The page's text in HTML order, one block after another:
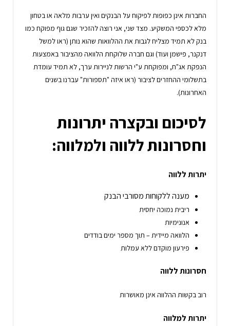
החברות אינן כפופות לפיקוח על הבנקים ואין ערבות מלאה או בטחון
מלא לכספי המשקיע. מצד שני, אני רוצה להזכיר שגם גוף מפוקח כמו
בנק לא תמיד מצליח לגבות את ההלוואות שהוא נותן (ראו למשל
דנקנר, פישמן ועוד) וגם חברה שלוקחת הלוואה מהציבור באמצעות
הנפקת אג"ח, ומפוקחת ע"י הרשות לניירות ערך, לא תמיד עומדת
בתשלומי ההחזרים לציבור (ראו איזה "תספורות" עברנו בשנים
האחרונות).
לסיכום ובקצרה יתרונות
וחסרונות ללווה ולמלווה:
יתרות ללווה
מענה ללקוחות מסורבי הבנק
ריבית נמוכה יחסית
אנונימיות
הלוואה מיידית – תוך מספר ימים בודדים
פירעון מוקדם ללא עמלות
חסרונות ללווה
רוב בקשות ההלווה אינן מאושרות
יתרות למלווה